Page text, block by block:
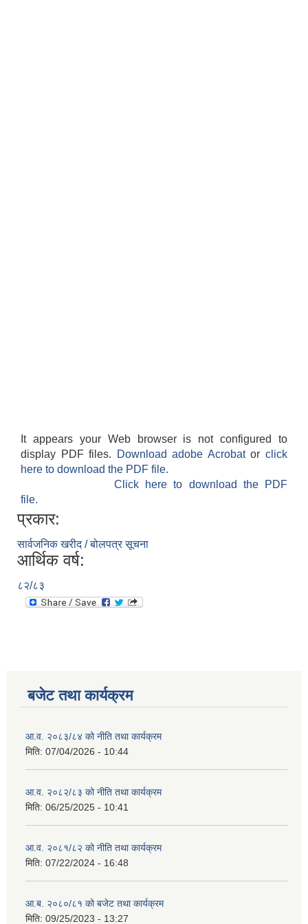
It appears your Web browser is not configured to
display PDF files.
Download adobe Acrobatorclick
here to download the PDF file.
Click here to download the PDF
file.
प्रकार:
सार्वजनिक खरीद / बोलपत्र सूचना
आर्थिक वर्ष:
८२/८३
बजेट तथा कार्यक्रम
आ.व. २०८३/८४ को नीति तथा कार्यक्रम
मिति: 07/04/2026 - 10:44
आ.व. २०८२/८३ को नीति तथा कार्यक्रम
मिति: 06/25/2025 - 10:41
आ.व. २०८१/८२ को नीति तथा कार्यक्रम
मिति: 07/22/2024 - 16:48
आ.ब. २०८०/८१ को बजेट तथा कार्यक्रम
मिति: 09/25/2023 - 13:27